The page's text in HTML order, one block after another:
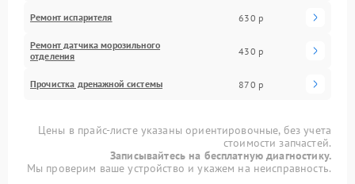
Ремонт испарителя 630 р
Ремонт датчика морозильного
отделения
430 р
Прочистка дренажной системы 870 р
Цены в прайс-листе указаны ориентировочные, без учета
стоимости запчастей.
Записывайтесь на бесплатную диагностику.
Мы проверим ваше устройство и укажем на неисправность.